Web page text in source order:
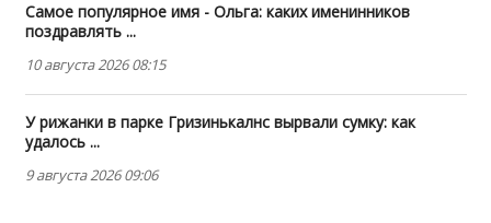
Самое популярное имя - Ольга: каких именинников
поздравлять ...
10 августа 2026 08:15
У рижанки в парке Гризинькалнс вырвали сумку: как
удалось ...
9 августа 2026 09:06